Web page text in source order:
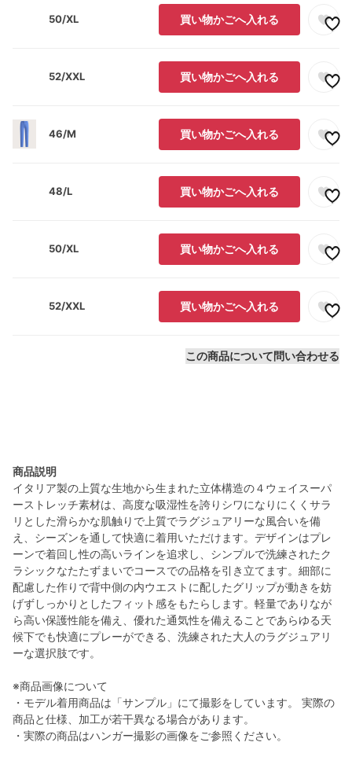
50/XL 買い物かごへ入れる
52/XXL 買い物かごへ入れる
46/M 買い物かごへ入れる
48/L 買い物かごへ入れる
50/XL 買い物かごへ入れる
52/XXL 買い物かごへ入れる
この商品について問い合わせる
商品説明
イタリア製の上質な生地から生まれた立体構造の４ウェイスーパ
ーストレッチ素材は、高度な吸湿性を誇りシワになりにくくサラ
リとした滑らかな肌触りで上質でラグジュアリーな風合いを備
え、シーズンを通して快適に着用いただけます。デザインはプレ
ーンで着回し性の高いラインを追求し、シンプルで洗練されたク
ラシックなたたずまいでコースでの品格を引き立てます。細部に
配慮した作りで背中側の内ウエストに配したグリップが動きを妨
げずしっかりとしたフィット感をもたらします。軽量でありなが
ら高い保護性能を備え、優れた通気性を備えることであらゆる天
候下でも快適にプレーができる、洗練された大人のラグジュアリ
ーな選択肢です。
※商品画像について
・モデル着用商品は「サンプル」にて撮影をしています。 実際の
商品と仕様、加工が若干異なる場合があります。
・実際の商品はハンガー撮影の画像をご参照ください。